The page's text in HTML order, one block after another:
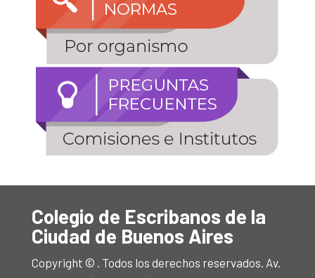
Colegio de Escribanos de la
Ciudad de Buenos Aires
Copyright © . Todos los derechos reservados. Av.